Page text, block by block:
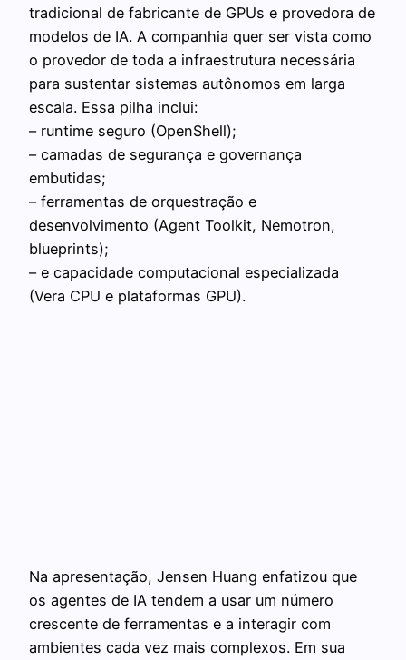
tradicional de fabricante de GPUs e provedora de
modelos de IA. A companhia quer ser vista como
o provedor de toda a infraestrutura necessária
para sustentar sistemas autônomos em larga
escala. Essa pilha inclui:
– runtime seguro (OpenShell);
– camadas de segurança e governança
embutidas;
– ferramentas de orquestração e
desenvolvimento (Agent Toolkit, Nemotron,
blueprints);
– e capacidade computacional especializada
(Vera CPU e plataformas GPU).
Na apresentação, Jensen Huang enfatizou que
os agentes de IA tendem a usar um número
crescente de ferramentas e a interagir com
ambientes cada vez mais complexos. Em sua